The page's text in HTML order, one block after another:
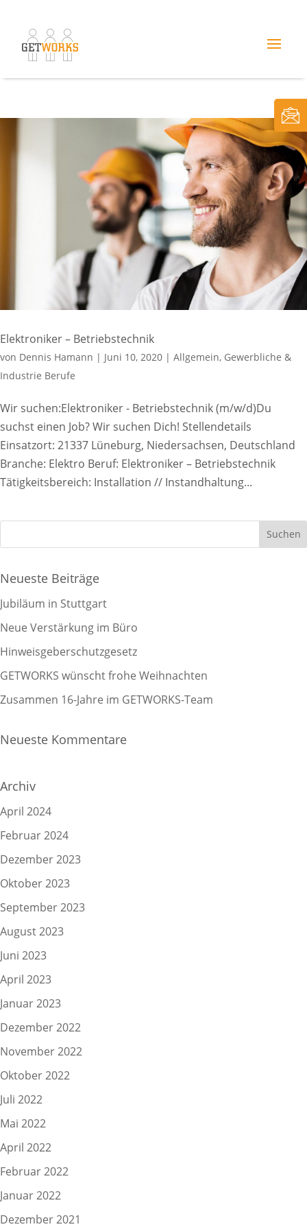
Elektroniker – Betriebstechnik
von Dennis Hamann | Juni 10, 2020 | Allgemein, Gewerbliche &
Industrie Berufe
Wir suchen:Elektroniker - Betriebstechnik (m/w/d)Du
suchst einen Job? Wir suchen Dich! Stellendetails
Einsatzort: 21337 Lüneburg, Niedersachsen, Deutschland
Branche: Elektro Beruf: Elektroniker – Betriebstechnik
Tätigkeitsbereich: Installation // Instandhaltung...
Neueste Beiträge
Jubiläum in Stuttgart
Neue Verstärkung im Büro
Hinweisgeberschutzgesetz
GETWORKS wünscht frohe Weihnachten
Zusammen 16-Jahre im GETWORKS-Team
Neueste Kommentare
Archiv
April 2024
Februar 2024
Dezember 2023
Oktober 2023
September 2023
August 2023
Juni 2023
April 2023
Januar 2023
Dezember 2022
November 2022
Oktober 2022
Juli 2022
Mai 2022
April 2022
Februar 2022
Januar 2022
Dezember 2021